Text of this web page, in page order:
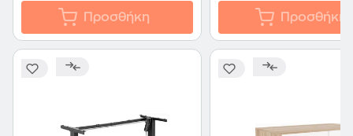
Προσθήκη Προσθήκη